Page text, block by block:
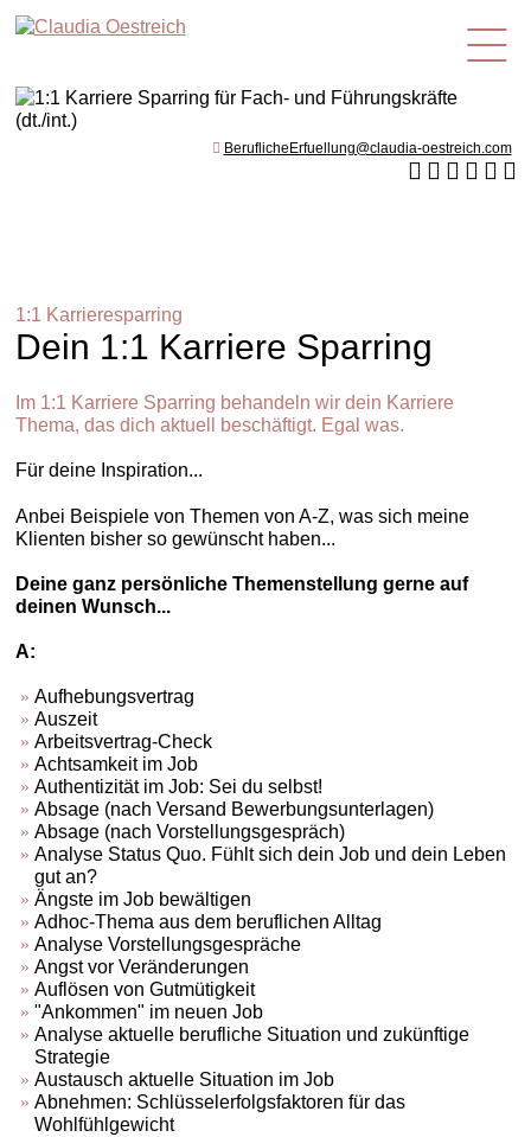
de
BeruflicheErfuellung@claudia-oestreich.com
1:1 Karrieresparring
Dein 1:1 Karriere Sparring
Im 1:1 Karriere Sparring behandeln wir dein Karriere
Thema, das dich aktuell beschäftigt. Egal was.
Für deine Inspiration...
Anbei Beispiele von Themen von A-Z, was sich meine
Klienten bisher so gewünscht haben...
Deine ganz persönliche Themenstellung gerne auf
deinen Wunsch...
A:
Aufhebungsvertrag
Auszeit
Arbeitsvertrag-Check
Achtsamkeit im Job
Authentizität im Job: Sei du selbst!
Absage (nach Versand Bewerbungsunterlagen)
Absage (nach Vorstellungsgespräch)
Analyse Status Quo. Fühlt sich dein Job und dein Leben
gut an?
Ängste im Job bewältigen
Adhoc-Thema aus dem beruflichen Alltag
Analyse Vorstellungsgespräche
Angst vor Veränderungen
Auflösen von Gutmütigkeit
"Ankommen" im neuen Job
Analyse aktuelle berufliche Situation und zukünftige
Strategie
Austausch aktuelle Situation im Job
Abnehmen: Schlüsselerfolgsfaktoren für das
Wohlfühlgewicht